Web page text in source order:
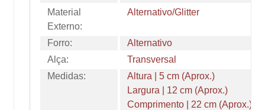
Material
Externo:
Alternativo/Glitter
Forro:
Alternativo
Alça:
Transversal
Medidas:
Altura | 5 cm (Aprox.)
Largura | 12 cm (Aprox.)
Comprimento | 22 cm (Aprox.)